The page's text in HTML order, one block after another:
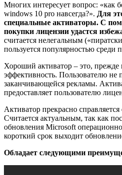
Многих интересует вопрос: «как
windows 10 pro навсегда?». Для
специальные активаторы. С
покупки лицензии удастся
считается нелегальным
пользуется популярностью среди
Хороший активатор – это, прежде
эффективность. Пользователю не
заканчивающейся рекламы.
предоставляет пользователю
Активатор прекрасно
Считается актуальным, так как
обновления Microsoft
короткий срок выходит
Обладает следующими